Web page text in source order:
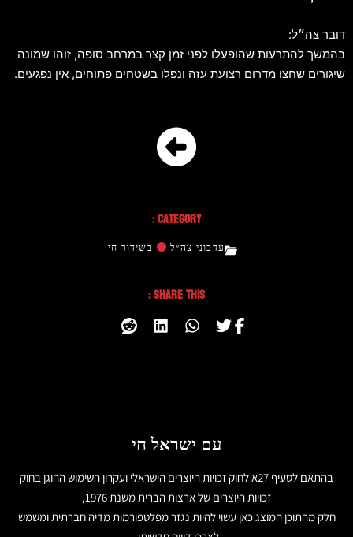
דובר צה״ל:
בהמשך להתרעות שהופעלו לפני זמן קצר במרחב סופה, זוהו שמונה
שיגורים שחצו מדרום רצועת עזה ונפלו בשטחים פתוחים, אין נפגעים.
Category :
עדכוני צה״ל בשידור חי
Share This :
עם ישראל חי
בהתאם לסעיף 27א לחוק זכויות היוצרים הישראלי ועקרון השימוש ההוגן בחוק
זכויות היוצרים של ארצות הברית משנת 1976,
חלק מהתוכן המוצג כאן עשוי להיות נגזר מפלטפורמות מדיה חברתית ומשמש